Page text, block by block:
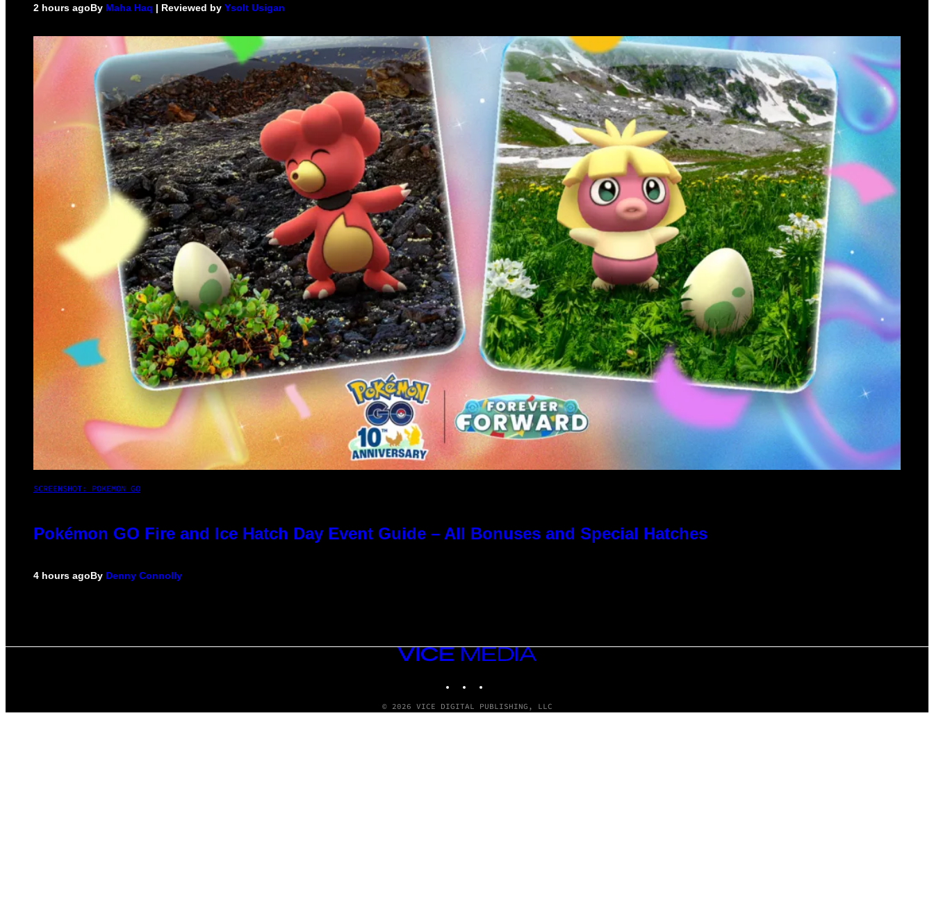
2 hours agoBy Maha Haq | Reviewed by Ysolt Usigan
SCREENSHOT: POKEMON GO
Pokémon GO Fire and Ice Hatch Day Event Guide – All Bonuses and Special Hatches
4 hours agoBy Denny Connolly
VICE
MEDIA
© 2026 VICE DIGITAL PUBLISHING, LLC